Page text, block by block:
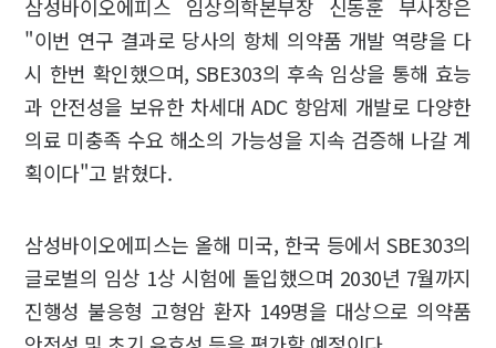
삼성바이오에피스 임상의학본부장 신동훈 부사장은
"이번 연구 결과로 당사의 항체 의약품 개발 역량을 다
시 한번 확인했으며, SBE303의 후속 임상을 통해 효능
과 안전성을 보유한 차세대 ADC 항암제 개발로 다양한
의료 미충족 수요 해소의 가능성을 지속 검증해 나갈 계
획이다"고 밝혔다.
삼성바이오에피스는 올해 미국, 한국 등에서 SBE303의
글로벌의 임상 1상 시험에 돌입했으며 2030년 7월까지
진행성 불응형 고형암 환자 149명을 대상으로 의약품